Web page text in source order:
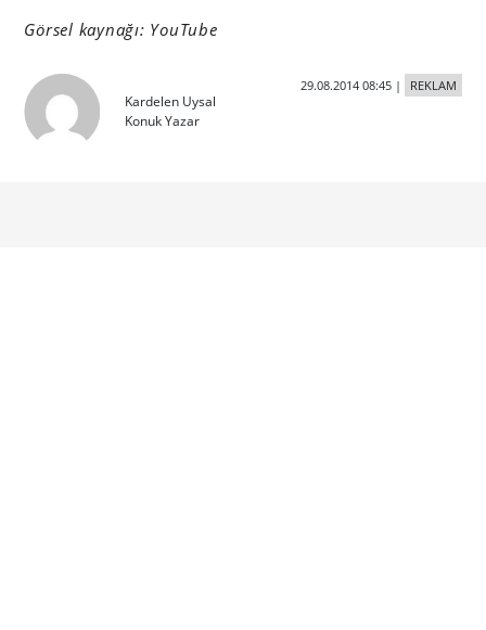
Görsel kaynağı: YouTube
Kardelen Uysal
Konuk Yazar
29.08.2014 08:45| REKLAM